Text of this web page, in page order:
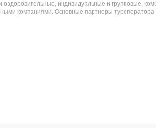
индивидуальные и групповые,
компаниями. Основные партнеры